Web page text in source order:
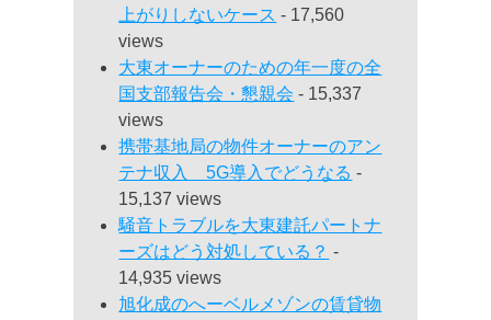
上がりしないケース - 17,560
views
大東オーナーのための年一度の全
国支部報告会・懇親会 - 15,337
views
携帯基地局の物件オーナーのアン
テナ収入 5G導入でどうなる -
15,137 views
騒音トラブルを大東建託パートナ
ーズはどう対処している？ -
14,935 views
旭化成のへーベルメゾンの賃貸物